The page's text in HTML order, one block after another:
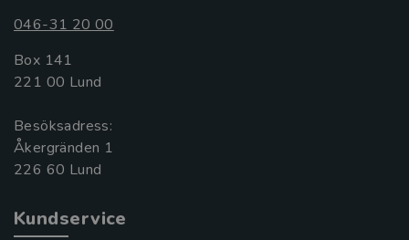
046-31 20 00
Box 141
221 00 Lund
Besöksadress:
Åkergränden 1
Kundservice